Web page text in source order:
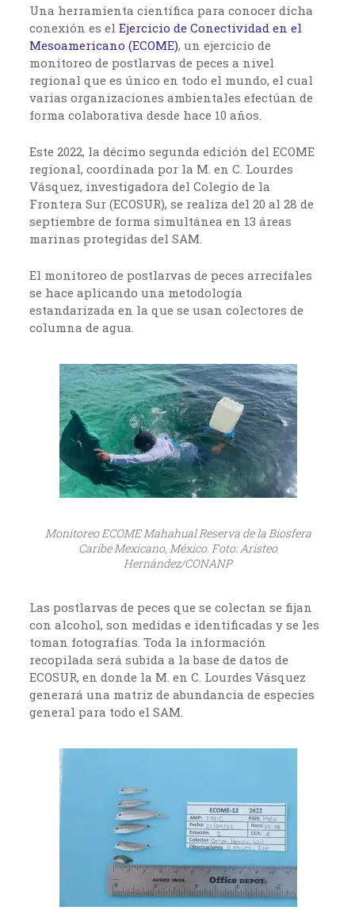
Una herramienta científica para conocer dicha
conexión es elEjercicio de Conectividad en el
Mesoamericano (ECOME), un ejercicio de
monitoreo de postlarvas de peces a nivel
regional que es único en todo el mundo, el cual
varias organizaciones ambientales efectúan de
forma colaborativa desde hace 10 años.
Este 2022, la décimo segunda edición del ECOME
regional, coordinada por la M. en C. Lourdes
Vásquez, investigadora del Colegio de la
Frontera Sur (ECOSUR), se realiza del 20 al 28 de
septiembre de forma simultánea en 13 áreas
marinas protegidas del SAM.
El monitoreo de postlarvas de peces arrecifales
se hace aplicando una metodología
estandarizada en la que se usan colectores de
columna de agua.
Monitoreo ECOME Mahahual Reserva de la Biosfera
Caribe Mexicano, México. Foto: Aristeo
Hernández/CONANP
Las postlarvas de peces que se colectan se fijan
con alcohol, son medidas e identificadas y se les
toman fotografías. Toda la información
recopilada será subida a la base de datos de
ECOSUR, en donde la M. en C. Lourdes Vásquez
generará una matriz de abundancia de especies
general para todo el SAM.